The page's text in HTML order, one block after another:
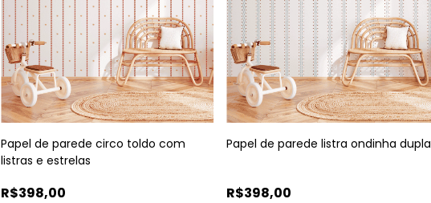
Papel de parede circo toldo com
listras e estrelas
R$398,00
Papel de parede listra ondinha dupla
R$398,00